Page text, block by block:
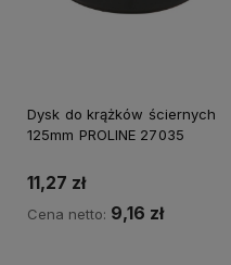
Dysk do krążków ściernych
125mm PROLINE 27035
11,27 zł
Cena netto: 9,16 zł